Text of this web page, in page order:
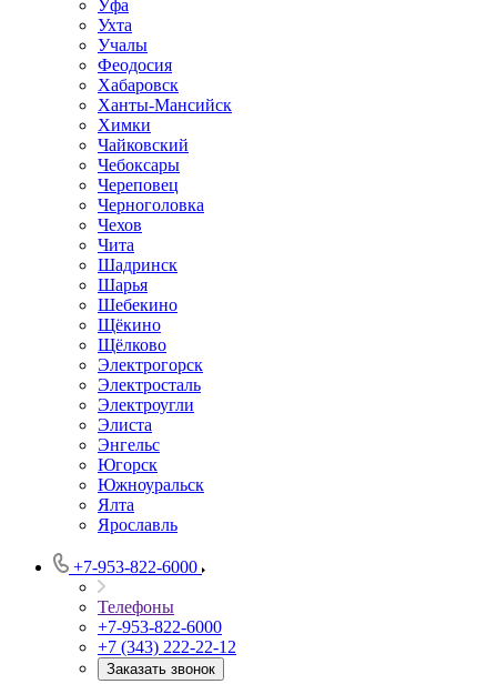
Уфа
Ухта
Учалы
Феодосия
Хабаровск
Ханты-Мансийск
Химки
Чайковский
Чебоксары
Череповец
Черноголовка
Чехов
Чита
Шадринск
Шарья
Шебекино
Щёкино
Щёлково
Электрогорск
Электросталь
Электроугли
Элиста
Энгельс
Югорск
Южноуральск
Ялта
Ярославль
+7-953-822-6000
Телефоны
+7-953-822-6000
+7 (343) 222-22-12
Заказать звонок